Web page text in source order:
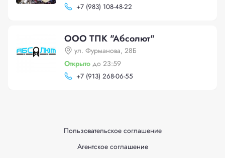
+7 (983) 108-48-22
ООО ТПК "Абсолют"
ул. Фурманова, 28Б
Открыто до 23:59
+7 (913) 268-06-55
Пользовательское соглашение
Агентское соглашение